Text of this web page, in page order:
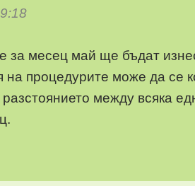
за месец май ще бъдат
на процедурите може да се
разстоянието между всяка